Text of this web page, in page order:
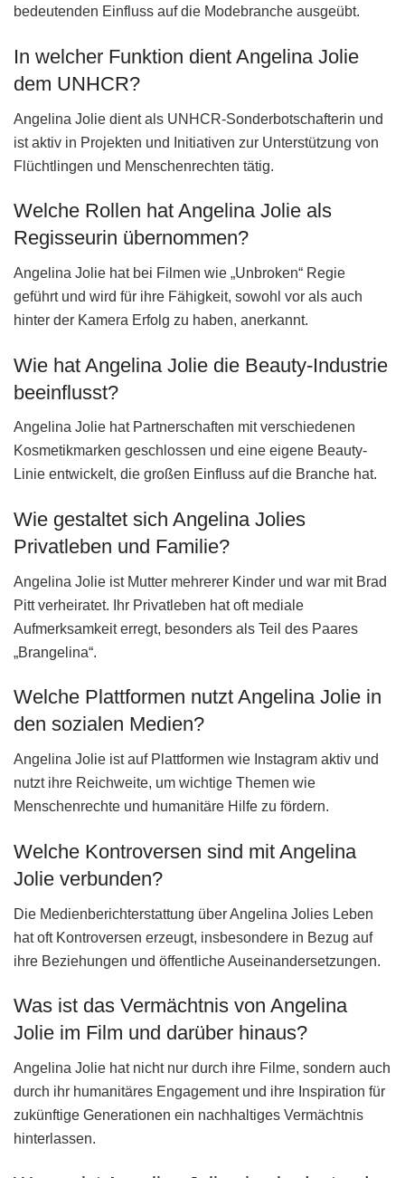
bedeutenden Einfluss auf die Modebranche ausgeübt.
In welcher Funktion dient Angelina Jolie
dem UNHCR?
Angelina Jolie dient als UNHCR-Sonderbotschafterin und
ist aktiv in Projekten und Initiativen zur Unterstützung von
Flüchtlingen und Menschenrechten tätig.
Welche Rollen hat Angelina Jolie als
Regisseurin übernommen?
Angelina Jolie hat bei Filmen wie „Unbroken“ Regie
geführt und wird für ihre Fähigkeit, sowohl vor als auch
hinter der Kamera Erfolg zu haben, anerkannt.
Wie hat Angelina Jolie die Beauty-Industrie
beeinflusst?
Angelina Jolie hat Partnerschaften mit verschiedenen
Kosmetikmarken geschlossen und eine eigene Beauty-
Linie entwickelt, die großen Einfluss auf die Branche hat.
Wie gestaltet sich Angelina Jolies
Privatleben und Familie?
Angelina Jolie ist Mutter mehrerer Kinder und war mit Brad
Pitt verheiratet. Ihr Privatleben hat oft mediale
Aufmerksamkeit erregt, besonders als Teil des Paares
„Brangelina“.
Welche Plattformen nutzt Angelina Jolie in
den sozialen Medien?
Angelina Jolie ist auf Plattformen wie Instagram aktiv und
nutzt ihre Reichweite, um wichtige Themen wie
Menschenrechte und humanitäre Hilfe zu fördern.
Welche Kontroversen sind mit Angelina
Jolie verbunden?
Die Medienberichterstattung über Angelina Jolies Leben
hat oft Kontroversen erzeugt, insbesondere in Bezug auf
ihre Beziehungen und öffentliche Auseinandersetzungen.
Was ist das Vermächtnis von Angelina
Jolie im Film und darüber hinaus?
Angelina Jolie hat nicht nur durch ihre Filme, sondern auch
durch ihr humanitäres Engagement und ihre Inspiration für
zukünftige Generationen ein nachhaltiges Vermächtnis
hinterlassen.